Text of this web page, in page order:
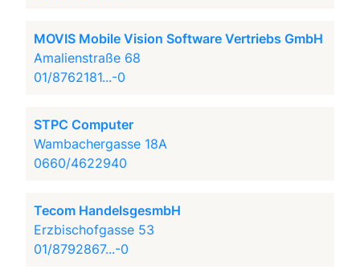
MOVIS Mobile Vision Software Vertriebs GmbH
Amalienstraße 68
01/8762181...-0
STPC Computer
Wambachergasse 18A
0660/4622940
Tecom HandelsgesmbH
Erzbischofgasse 53
01/8792867...-0